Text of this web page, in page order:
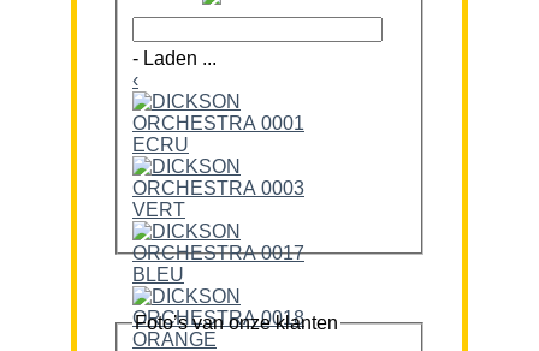
- Laden ...
‹
Foto’s van onze klanten